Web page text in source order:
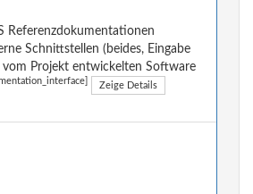
Referenzdokumentationen
Schnittstellen (beides, Eingabe
vom Projekt entwickelten Software
Zeige Details